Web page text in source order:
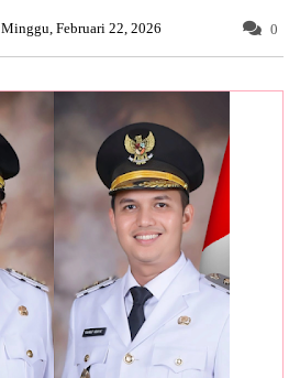
Minggu, Februari 22, 2026 0